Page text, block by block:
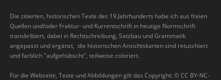
Die zitierten, historischen Texte des 19.Jahrhunderts habe ich aus freien
Quellen und/oder Fraktur- und Kurrentschrift in heutige Normschrift
transkribiert, dabei in Rechtschreibung, Satzbau und Grammatik
angepasst und ergänzt, die historischen Ansichtskarten sind retuschiert
und farblich "aufgehübscht", teilweise coloriert.
Für die Webseite, Texte und Abbildungen gilt das Copyright: © CC BY-NC-